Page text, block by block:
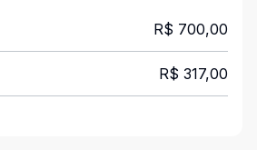
R$ 700,00
R$ 317,00